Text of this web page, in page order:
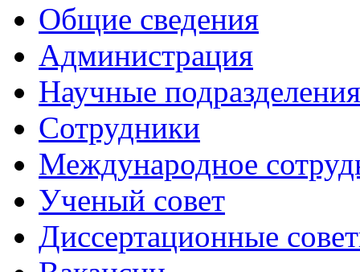
Общие сведения
Администрация
Научные подразделения
Сотрудники
Международное
Ученый совет
Диссертационные